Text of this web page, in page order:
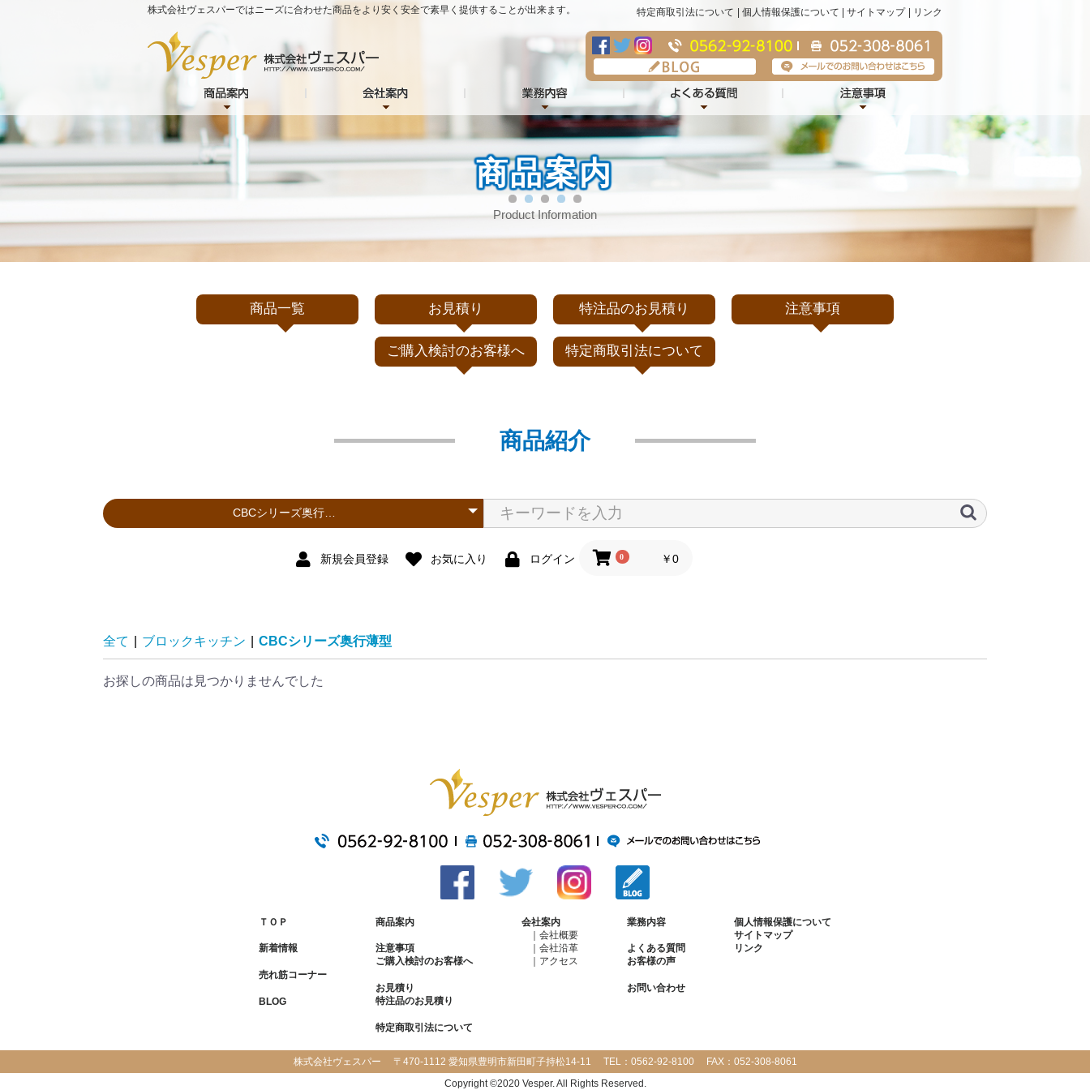
株式会社ヴェスパーではニーズに合わせた商品をより安く安全で素早く提供することが出来ます。 特定商取引法について 個人情報保護について サイトマップ リンク
商品案内
Product Information
商品一覧 お見積り 特注品のお見積り 注意事項
ご購入検討のお客様へ 特定商取引法について
商品紹介
新規会員登録 お気に入り ログイン 0 ￥0
全て ブロックキッチン CBCシリーズ奥行薄型
お探しの商品は見つかりませんでした
ＴＯＰ
新着情報
売れ筋コーナー
BLOG
商品案内
注意事項
ご購入検討のお客様へ
お見積り
特注品のお見積り
特定商取引法について
会社案内
会社概要
会社沿革
アクセス
業務内容
よくある質問
お客様の声
お問い合わせ
個人情報保護について
サイトマップ
リンク
株式会社ヴェスパー 〒470-1112 愛知県豊明市新田町子持松14-11 TEL： 0562-92-8100 FAX： 052-308-8061
Copyright ©2020 Vesper. All Rights Reserved.